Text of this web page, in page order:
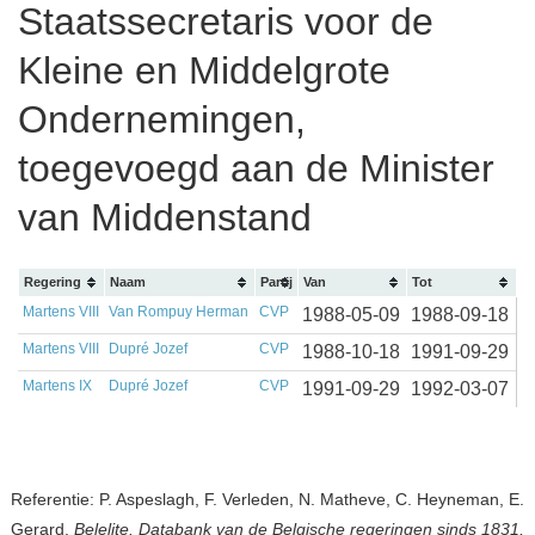
Staatssecretaris voor de
Kleine en Middelgrote
Ondernemingen,
toegevoegd aan de Minister
van Middenstand
Regering Naam Partij Van Tot
Martens VIII Van Rompuy Herman CVP 1988-05-09 1988-09-18
Martens VIII Dupré Jozef CVP 1988-10-18 1991-09-29
Martens IX Dupré Jozef CVP 1991-09-29 1992-03-07
Referentie: P. Aspeslagh, F. Verleden, N. Matheve, C. Heyneman, E.
Gerard, Belelite. Databank van de Belgische regeringen sinds 1831,